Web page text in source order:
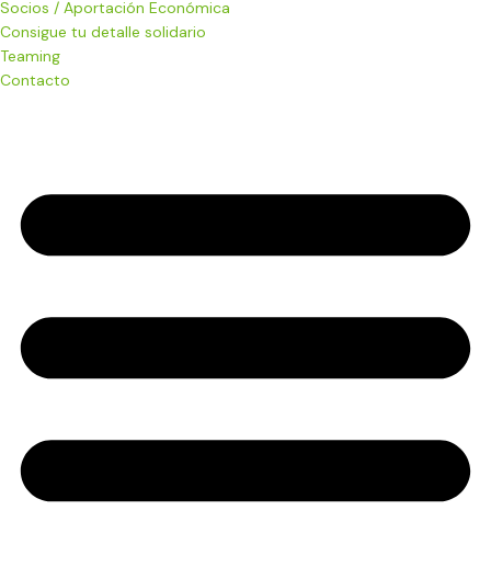
Socios / Aportación Económica
Consigue tu detalle solidario
Teaming
Contacto